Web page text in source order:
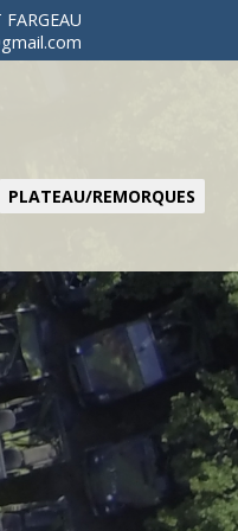
PLATEAU/REMORQUES